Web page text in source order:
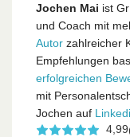
Jochen Mai ist
und Coach mit
Autor zahlreicher
Empfehlungen
erfolgreichen
mit
Jochen auf
4,99